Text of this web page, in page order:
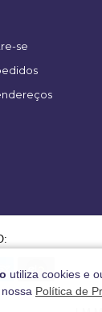
utiliza cookies e
Política de
se